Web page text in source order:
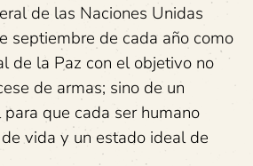
de las Naciones Unidas
septiembre de cada año como
de la Paz con el objetivo no
de armas; sino de un
que cada ser humano
vida y un estado ideal de